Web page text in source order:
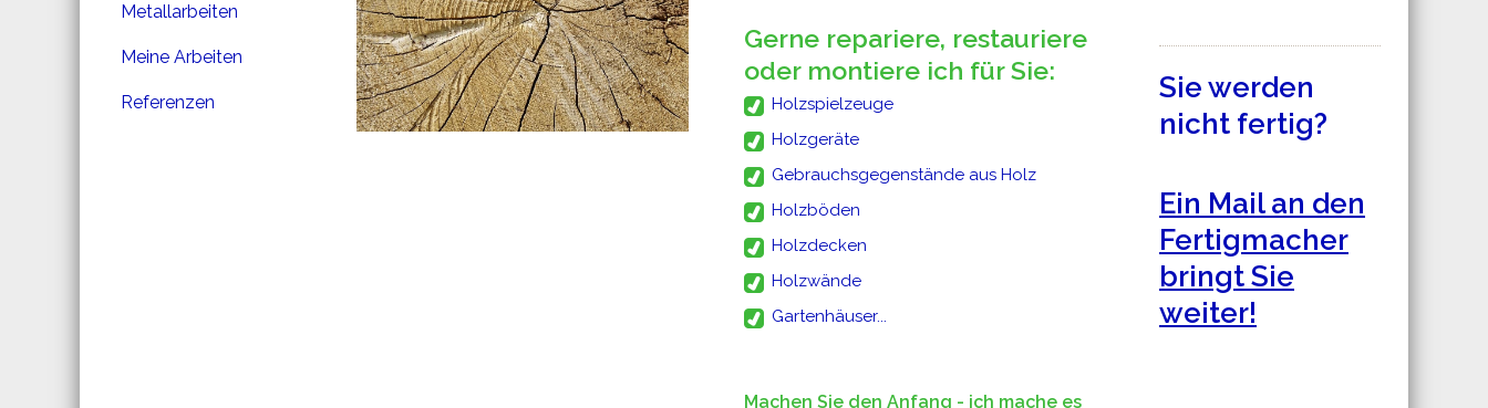
Metallarbeiten
Meine Arbeiten
Referenzen
Sie werden
nicht fertig?
Ein Mail an den
Fertigmacher
bringt Sie
weiter!
Gerne repariere, restauriere
oder montiere ich für Sie:
Holzspielzeuge
Holzgeräte
Gebrauchsgegenstände aus Holz
Holzböden
Holzdecken
Holzwände
Gartenhäuser...
Machen Sie den Anfang - ich mache es